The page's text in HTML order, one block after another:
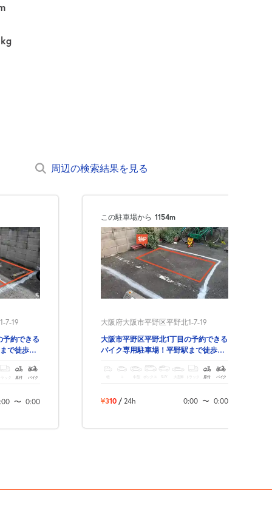
周辺の検索結果を見る
7-19
予約できる
で徒歩4
トラック 原付 バイク
〜 0:00
この駐車場から 1154m
大阪府大阪市平野区平野北1-7-19
大阪市平野区平野北1丁目の予約できる
バイク専用駐車場！平野駅まで徒歩4
ボックス SUV トラック 原付 バイク
¥310 / 24h 0:00 〜 0:00